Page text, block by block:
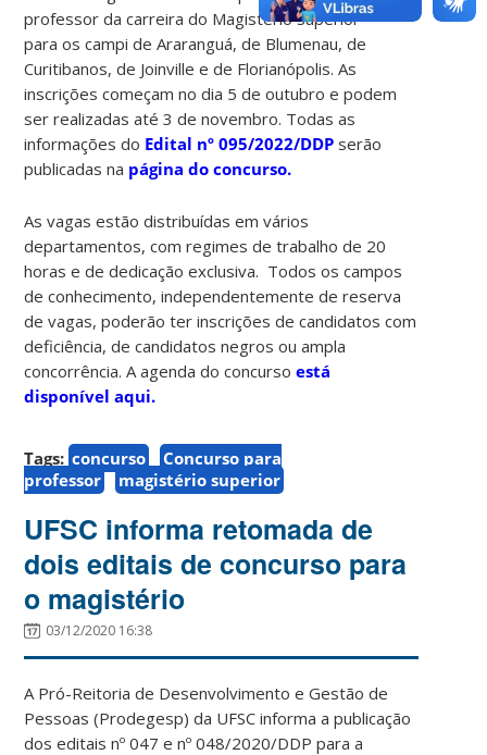
professor da carreira do Magistério Superior
para os campi de Araranguá, de Blumenau, de
Curitibanos, de Joinville e de Florianópolis. As
inscrições começam no dia 5 de outubro e podem
ser realizadas até 3 de novembro. Todas as
informações do Edital nº 095/2022/DDP serão
publicadas na página do concurso.
As vagas estão distribuídas em vários
departamentos, com regimes de trabalho de 20
horas e de dedicação exclusiva. Todos os campos
de conhecimento, independentemente de reserva
de vagas, poderão ter inscrições de candidatos com
deficiência, de candidatos negros ou ampla
concorrência. A agenda do concursoestá
disponível aqui.
Tags: concurso
Concurso para
professor
magistério superior
UFSC informa retomada de
dois editais de concurso para
o magistério
03/12/2020 16:38
A Pró-Reitoria de Desenvolvimento e Gestão de
Pessoas (Prodegesp) da UFSC informa a publicação
dos editais nº 047 e nº 048/2020/DDP para a